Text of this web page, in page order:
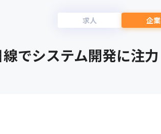
求人 企業
でシステム開発に注力